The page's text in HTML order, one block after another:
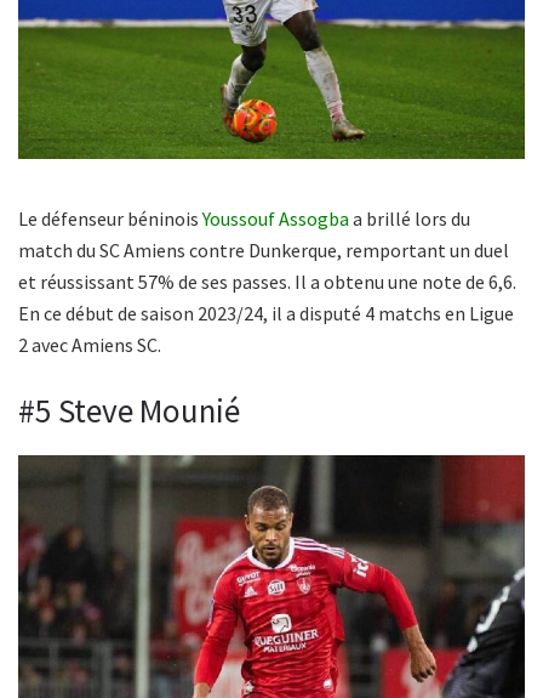
Le défenseur béninoisYoussouf Assogba a brillé lors du
match du SC Amiens contre Dunkerque, remportant un duel
et réussissant 57% de ses passes. Il a obtenu une note de 6,6.
En ce début de saison 2023/24, il a disputé 4 matchs en Ligue
2 avec Amiens SC.
#5 Steve Mounié